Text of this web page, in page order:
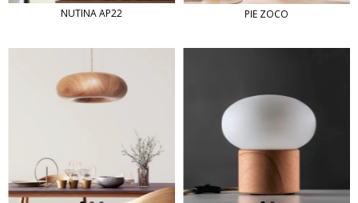
NUTINA AP22 PIE ZOCO